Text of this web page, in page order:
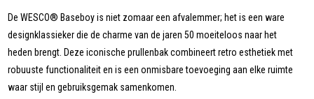
De WESCO® Baseboy is niet zomaar een afvalemmer; het is een ware
designklassieker die de charme van de jaren 50 moeiteloos naar het
heden brengt. Deze iconische prullenbak combineert retro esthetiek met
robuuste functionaliteit en is een onmisbare toevoeging aan elke ruimte
waar stijl en gebruiksgemak samenkomen.